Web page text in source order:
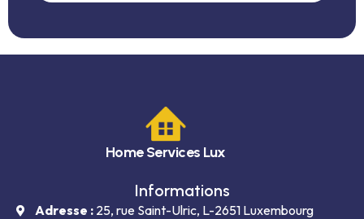
Home Services Lux
Informations
Adresse :25, rue Saint-Ulric, L-2651 Luxembourg